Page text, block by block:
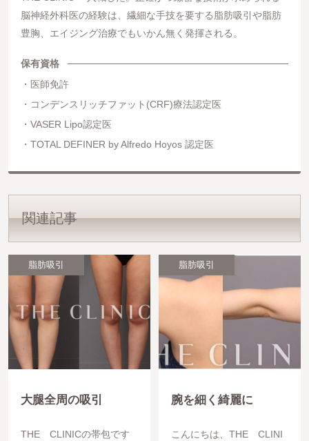
脳神経外科医の経験は、繊細な手技を要する脂肪吸引や脂肪
豊胸、エイジング治療でもいかん無く発揮される。
保有資格
医師免許
コンデンスリッチファット(CRF)療法認定医
VASER Lipo認定医
TOTAL DEFINER by Alfredo Hoyos 認定医
関連記事
脂肪吸引
大腿全周の吸引
THE CLINICの帯包です
脂肪吸引
腕を細く綺麗に
こんにちは、THE CLINI